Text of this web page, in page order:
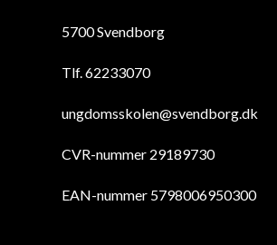
5700 Svendborg
Tlf. 62233070
ungdomsskolen@svendborg.dk
CVR-nummer 29189730
EAN-nummer 5798006950300